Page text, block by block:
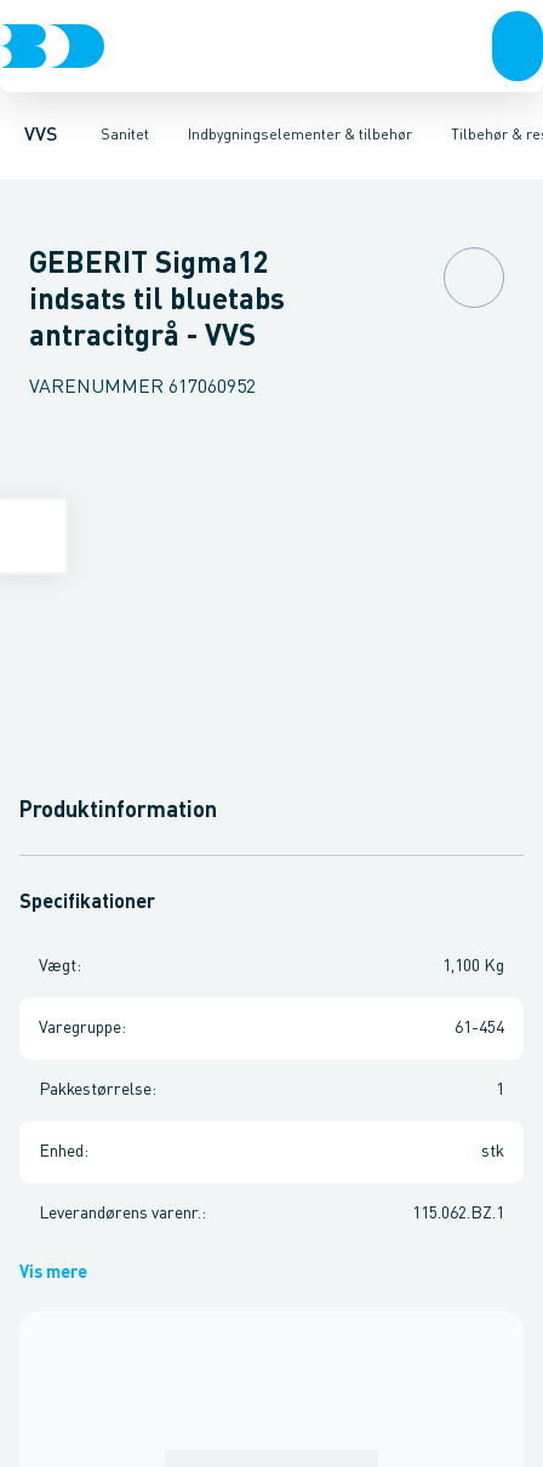
VVS Sanitet
Rør & fittingsPressfittings & rørKuglehaner & ventilerAfløb
Indbygningselementer & tilbehør
Toiletter, sæder og cisternerVaskeArmaturerBrusereTilbehør &
Høje Indbygnings elementerLave Indbygnings elementer
GEBERIT Sigma12
indsats til bluetabs
antracitgrå - VVS
VARENUMMER 617060952
Produktinformation
Specifikationer
Vægt: 1,100 Kg
Varegruppe: 61-454
Pakkestørrelse: 1
Enhed : stk
Leverandørens varenr. : 115.062.BZ.1
Vis mere